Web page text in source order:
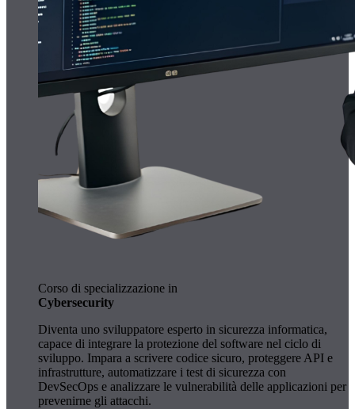
Corso di specializzazione in
Cybersecurity
Diventa uno sviluppatore esperto in sicurezza informatica,
capace di integrare la protezione del software nel ciclo di
sviluppo. Impara a scrivere codice sicuro, proteggere API e
infrastrutture, automatizzare i test di sicurezza con
DevSecOps e analizzare le vulnerabilità delle applicazioni per
prevenirne gli attacchi.